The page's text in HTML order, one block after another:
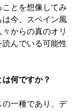
ことを想像してみ
今、スペイン風
からの真のオリ
んでいる可能性
何ですか？
の一種であり、デ